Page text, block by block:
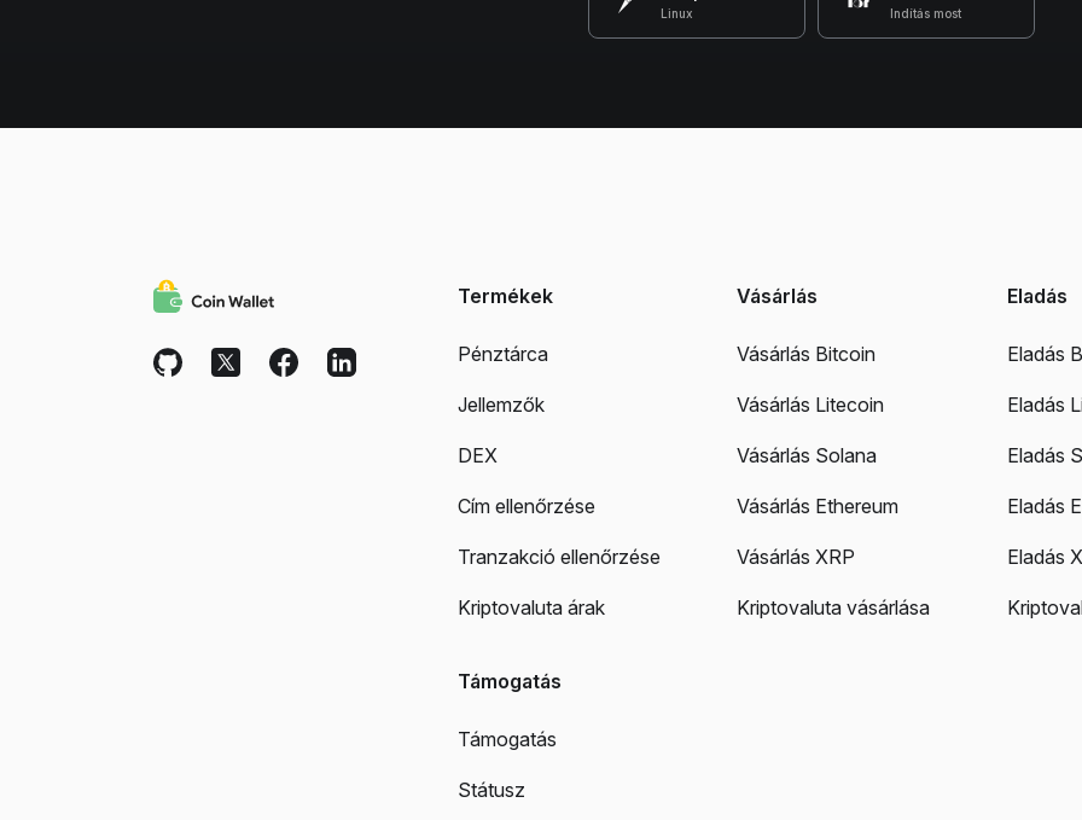
Linux Indítás most
Termékek
Pénztárca
Jellemzők
DEX
Cím ellenőrzése
Tranzakció ellenőrzése
Kriptovaluta árak
Vásárlás
Vásárlás Bitcoin
Vásárlás Litecoin
Vásárlás Solana
Vásárlás Ethereum
Vásárlás XRP
Kriptovaluta vásárlása
Eladás
Eladás
Eladás
Eladás
Eladás
Eladás
Támogatás
Támogatás
Státusz